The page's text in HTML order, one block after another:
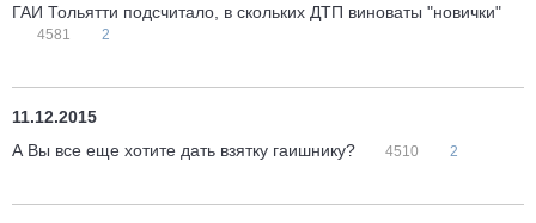
ГАИ Тольятти подсчитало, в скольких ДТП виноваты "новички"
4581 2
11.12.2015
А Вы все еще хотите дать взятку гаишнику?
4510 2